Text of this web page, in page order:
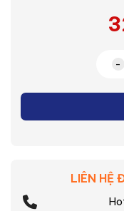
LIÊN HỆ